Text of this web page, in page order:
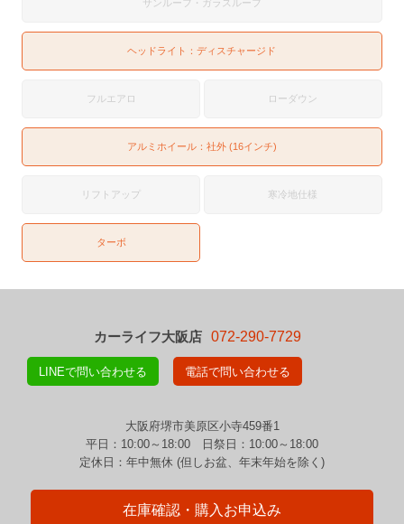
サンルーフ・ガラスルーフ
ヘッドライト：ディスチャージド
フルエアロ ローダウン
アルミホイール：社外 (16インチ)
リフトアップ 寒冷地仕様
ターボ
カーライフ大阪店 072-290-7729
LINEで問い合わせる 電話で問い合わせる
大阪府堺市美原区小寺459番1
平日：10:00～18:00 日祭日：10:00～18:00
定休日：年中無休 (但しお盆、年末年始を除く)
在庫確認・購入お申込み